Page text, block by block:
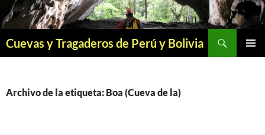
Saltar
al
Cuevas y Tragaderos de Perú y Bolivia
Archivo de la etiqueta: Boa (Cueva de la)